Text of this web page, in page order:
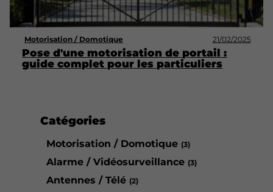
Catégories
Motorisation / Domotique (3)
Alarme / Vidéosurveillance (3)
Antennes / Télé (2)
Motorisation / Domotique 21/02/2025
Pose d'une motorisation de portail :
guide complet pour les particuliers